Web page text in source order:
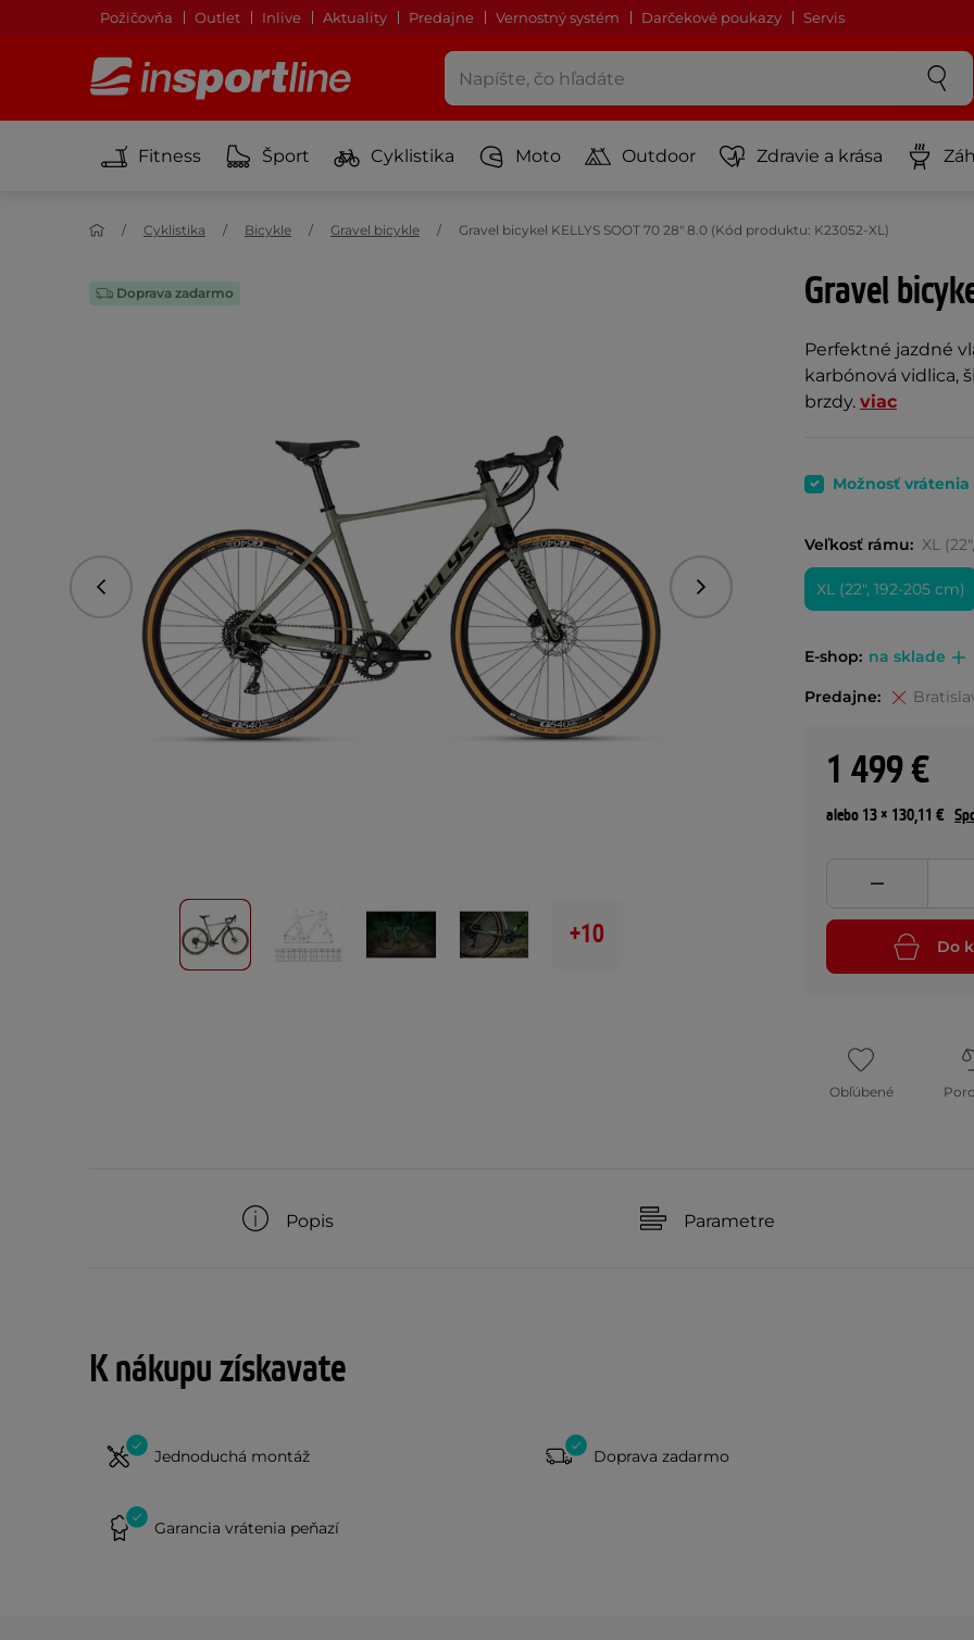
Požičovňa Outlet Inlive Aktuality Predajne Vernostný systém Darčekové poukazy Servis
Fitness Šport Cyklistika Moto Outdoor Zdravie a krása
Cyklistika Bicykle Gravel bicykle Gravel bicykel KELLYS SOOT 70 28" 8.0 (Kód produktu: K23052-XL)
Gravel
Perfektné jazdné
karbónová vidlica,
brzdy. viac
Doprava zadarmo
Predchádzajúce Nasledujúce
+10
Možnosť
Veľkosť rámu: XL
XL (22", 192-205 cm)
E-shop: na sklade
Predajne:
1 499 €
alebo 13 × 130,11 €
Do
Obľúbené
Popis Parametre
K nákupu získavate
Jednoduchá montáž Doprava zadarmo
Garancia vrátenia peňazí